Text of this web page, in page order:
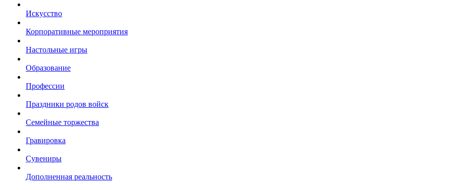
Искусство
Корпоративные мероприятия
Настольные игры
Образование
Профессии
Праздники родов войск
Семейные торжества
Гравировка
Сувениры
Дополненная реальность